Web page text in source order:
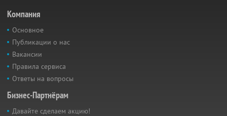
Компания
Основное
Публикации о нас
Вакансии
Правила сервиса
Ответы на вопросы
Бизнес-Партнёрам
Давайте сделаем акцию!